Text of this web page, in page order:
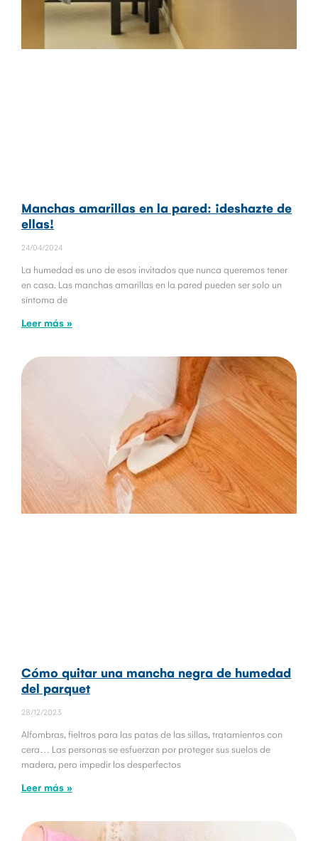
Manchas amarillas en la pared: ¡deshazte de
ellas!
24/04/2024
La humedad es uno de esos invitados que nunca queremos tener
en casa. Las manchas amarillas en la pared pueden ser solo un
síntoma de
Leer más »
Cómo quitar una mancha negra de humedad
del parquet
28/12/2023
Alfombras, fieltros para las patas de las sillas, tratamientos con
cera… Las personas se esfuerzan por proteger sus suelos de
madera, pero impedir los desperfectos
Leer más »